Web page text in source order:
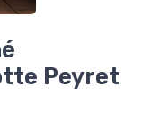
Peyret